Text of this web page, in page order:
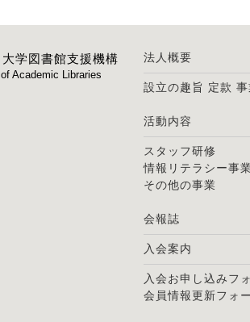
大学図書館支援機構
Academic Libraries
法人概要
設立の趣旨 定款
活動内容
スタッフ研修
情報リテラシー事
その他の事業
会報誌
入会案内
入会お申し込みフ
会員情報更新フォ